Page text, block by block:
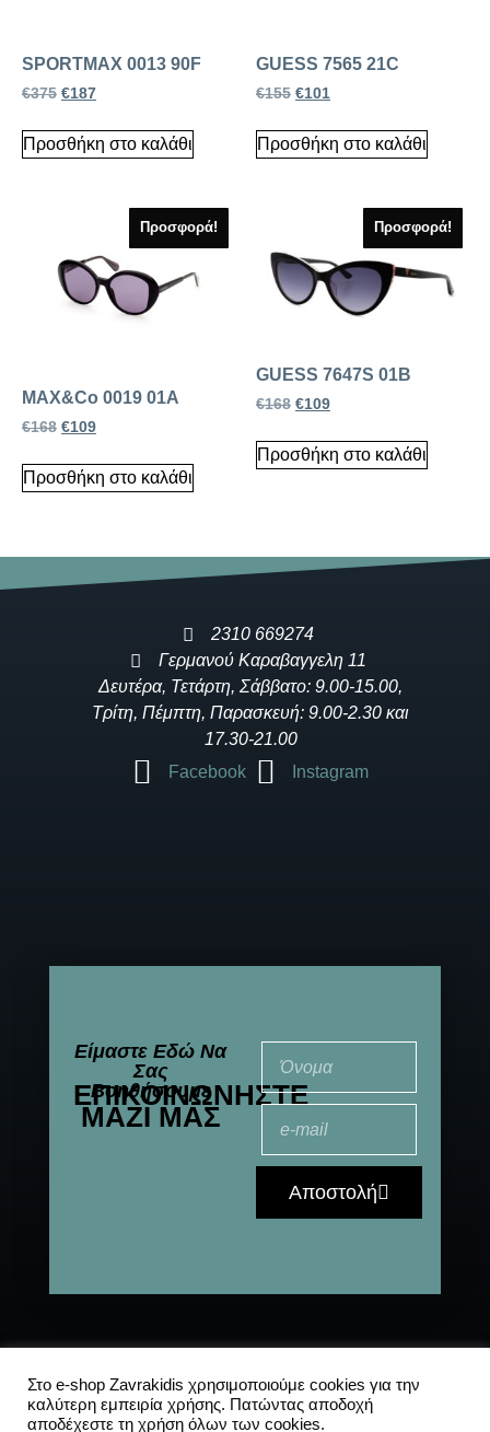
SPORTMAX 0013 90F
€375 €187
Προσθήκη στο καλάθι
GUESS 7565 21C
€155 €101
Προσθήκη στο καλάθι
Προσφορά!
MAX&Co 0019 01A
€168 €109
Προσθήκη στο καλάθι
Προσφορά!
GUESS 7647S 01B
€168 €109
Προσθήκη στο καλάθι
2310 669274
Γερμανού Καραβαγγελη 11
Δευτέρα, Τετάρτη, Σάββατο: 9.00-15.00,
Τρίτη, Πέμπτη, Παρασκευή: 9.00-2.30 και
17.30-21.00
Facebook
Instagram
Είμαστε Εδώ Να
Σας
Βοηθήσουμε
ΕΠΙΚΟΙΝΩΝΉΣΤΕ
ΜΑΖΊ ΜΑΣ
Αποστολή
© 2021-2025 All
Rights Reserved
Αποστολές|Συχνές
ερωτήσεις|Πολιτική
Στο e-shop Zavrakidis χρησιμοποιούμε cookies για την
καλύτερη εμπειρία χρήσης. Πατώντας αποδοχή
αποδέχεστε τη χρήση όλων των cookies.